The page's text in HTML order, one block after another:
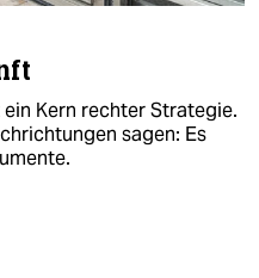
Kern rechter Strategie.
sagen: Es